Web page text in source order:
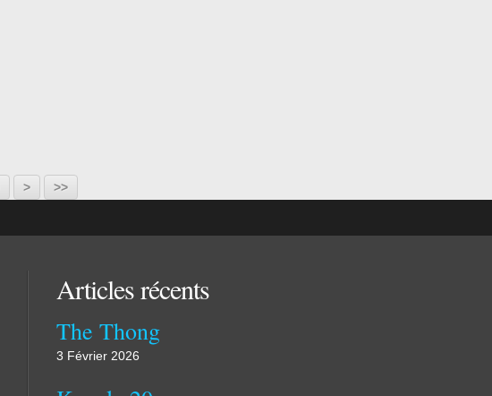
20
> >>
Articles récents
The Thong
3 Février 2026